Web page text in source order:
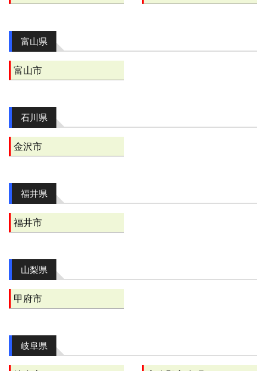
富山県
富山市
石川県
金沢市
福井県
福井市
山梨県
甲府市
岐阜県